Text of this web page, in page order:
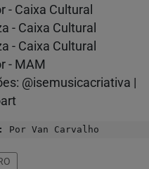
- Caixa Cultural
- Caixa Cultural
- Caixa Cultural
- MAM
@isemusicacriativa |
Por Van Carvalho